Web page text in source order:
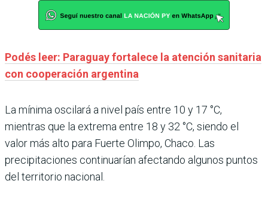
Podés leer: Paraguay fortalece la atención sanitaria
con cooperación argentina
La mínima oscilará a nivel país entre 10 y 17 °C,
mientras que la extrema entre 18 y 32 °C, siendo el
valor más alto para Fuerte Olimpo, Chaco. Las
precipitaciones continuarían afectando algunos puntos
del territorio nacional.